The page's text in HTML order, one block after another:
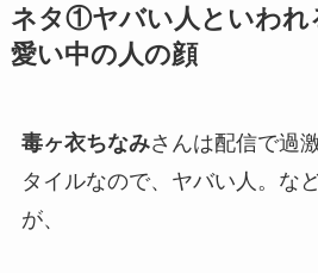
ネタ①ヤバい人といわれ
愛い中の人の顔
毒ヶ衣ちなみさんは配信で過
タイルなので、 ヤバい人 。な
が、